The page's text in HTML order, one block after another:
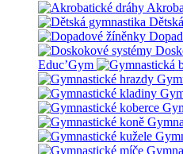
Educ’Gym